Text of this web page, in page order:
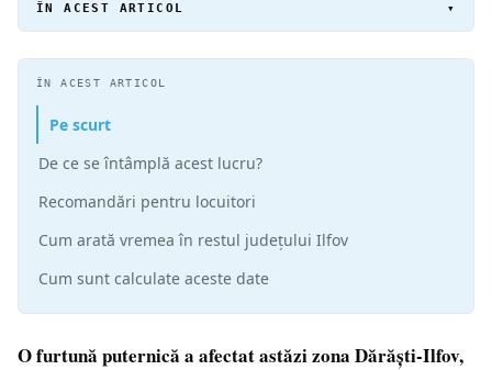
ÎN ACEST ARTICOL ▾
O furtună puternică a afectat astăzi zona Dărăști-Ilfov,
ÎN ACEST ARTICOL
Pe scurt
De ce se întâmplă acest lucru?
Recomandări pentru locuitori
Cum arată vremea în restul județului Ilfov
Cum sunt calculate aceste date